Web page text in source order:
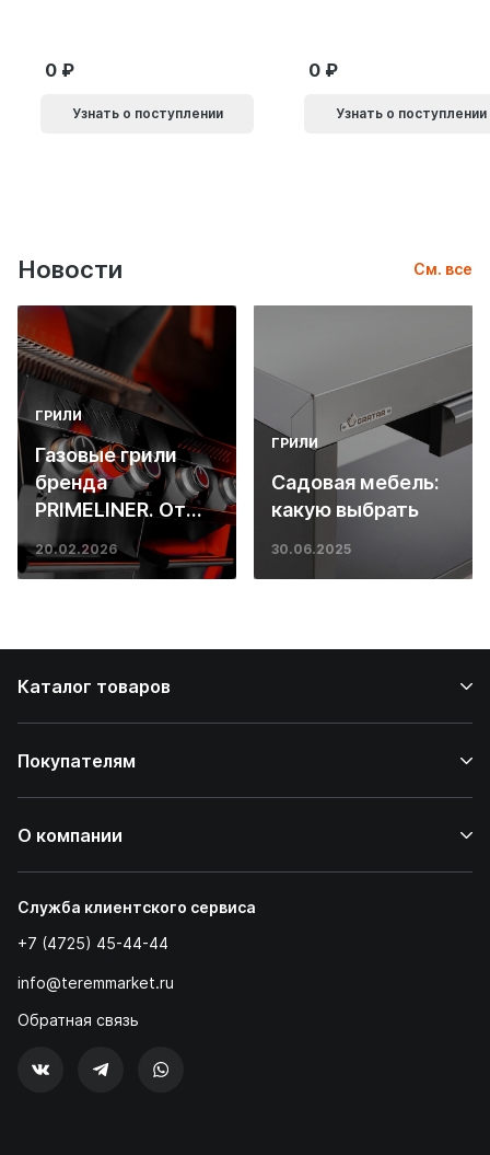
0
Узнать о поступлении
0
Узнать о поступлении
Новости См. все
ГРИЛИ
Газовые грили
бренда
PRIMELINER. От
основ инженерии
до ресторанных
20.02.2026
ГРИЛИ
Садовая мебель:
какую выбрать
30.06.2025
Каталог товаров
Покупателям
О компании
Служба клиентского сервиса
+7 (4725) 45-44-44
info@teremmarket.ru
Обратная связь